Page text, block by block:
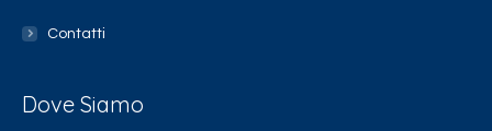
Contatti
Dove Siamo